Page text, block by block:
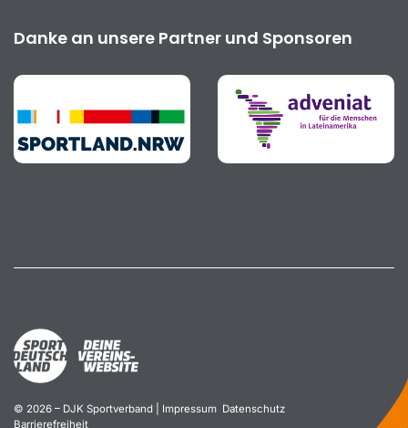
Danke an unsere Partner und Sponsoren
© 2026 – DJK Sportverband | Impressum Datenschutz
Barrierefreiheit